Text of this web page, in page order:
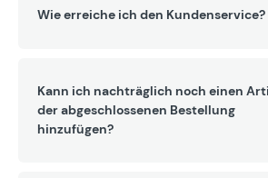
Wie erreiche ich den Kundenservice?
Kann ich nachträglich noch einen
der abgeschlossenen Bestellung
hinzufügen?